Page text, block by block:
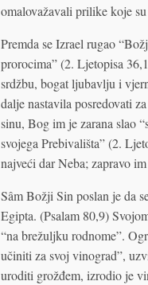
omalovažavali prilike koje
Premda se Izrael rugao
prorocima” (2. Ljetopisa
srdžbu, bogat ljubavlju i
dalje nastavila posredovati
sinu, Bog im je zarana slao
svojega Prebivališta” (2.
najveći dar Neba; zapravo
Sâm Božji Sin poslan je da
Egipta. (Psalam 80,9)
“na brežuljku rodnome”.
učiniti za svoj vinograd”,
uroditi grožđem, izrodio je